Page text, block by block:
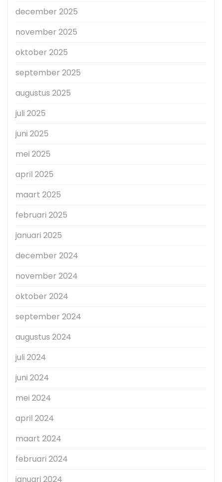
december 2025
november 2025
oktober 2025
september 2025
augustus 2025
juli 2025
juni 2025
mei 2025
april 2025
maart 2025
februari 2025
januari 2025
december 2024
november 2024
oktober 2024
september 2024
augustus 2024
juli 2024
juni 2024
mei 2024
april 2024
maart 2024
februari 2024
januari 2024